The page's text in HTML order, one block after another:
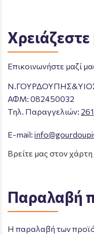
Επικοινωνήστε μαζί
ΑΦΜ: 082450032
Tηλ. Παραγγελιών:
E-mail:
Βρείτε μας στον χάρτη
Παραλαβή
Η παραλαβή των